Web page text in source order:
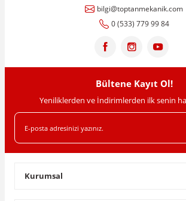
bilgi@toptanmekanik.com
0 (533) 779 99 84
Bültene Kayıt Ol!
Yeniliklerden ve İndirimlerden ilk senin
Kurumsal